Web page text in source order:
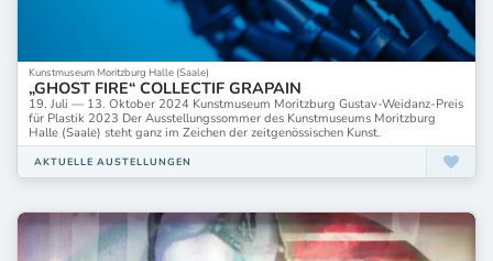
Kunstmuseum Moritzburg Halle (Saale)
„GHOST FIRE“ COLLECTIF GRAPAIN
19. Juli — 13. Oktober 2024 Kunstmuseum Moritzburg Gustav-Weidanz-Preis
für Plastik 2023 Der Ausstellungssommer des Kunstmuseums Moritzburg
Halle (Saale) steht ganz im Zeichen der zeitgenössischen Kunst.
AKTUELLE AUSTELLUNGEN